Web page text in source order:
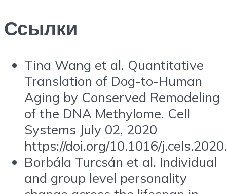
Ссылки
Tina Wang et al. Quantitative
Translation of Dog-to-Human
Aging by Conserved Remodeling
of the DNA Methylome. Cell
Systems July 02, 2020
https://doi.org/10.1016/
Borbála Turcsán et al. Individual
and group level personality